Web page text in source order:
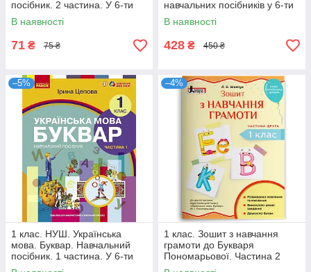
посібник. 2 частина. У 6-ти
частинах (Цепова І.В,), Ранок
В наявності
71 ₴ 75 ₴
навчальних посібників у 6-ти
частинах (Цепова І.В,), Ранок
В наявності
428 ₴ 450 ₴
–5%
1 клас. НУШ. Українська
мова. Буквар. Навчальний
посібник. 1 частина. У 6-ти
частинах (Цепова І.В,), Ранок
–4%
1 клас. Зошит з навчання
грамоти до Букваря
Пономарьової. Частина 2
(Шевчук Л.В.), Літера